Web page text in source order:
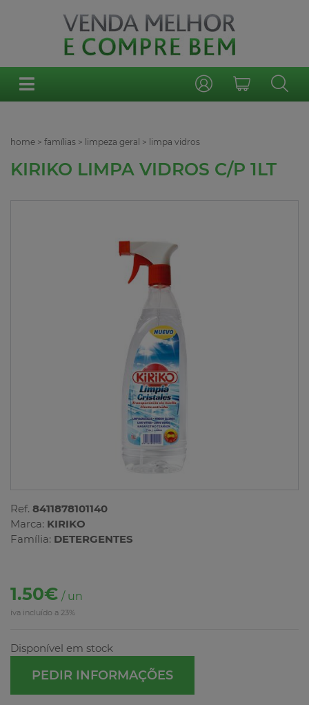
home > famílias > limpeza geral > limpa vidros
KIRIKO LIMPA VIDROS C/P 1LT
Ref. 8411878101140
Marca: KIRIKO
Família: DETERGENTES
1.50€ / un
iva incluído a 23%
Disponível em stock
PEDIR INFORMAÇÕES